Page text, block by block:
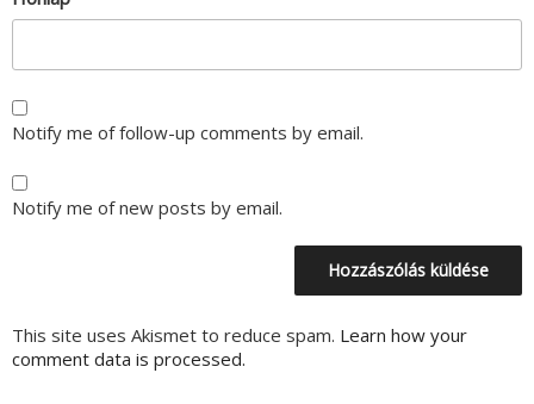
Notify me of follow-up comments by email.
Notify me of new posts by email.
This site uses Akismet to reduce spam. Learn how your
comment data is processed.